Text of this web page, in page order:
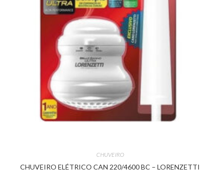
CHUVEIRO
CHUVEIRO ELÉTRICO CAN 220/4600 BC – LORENZETTI